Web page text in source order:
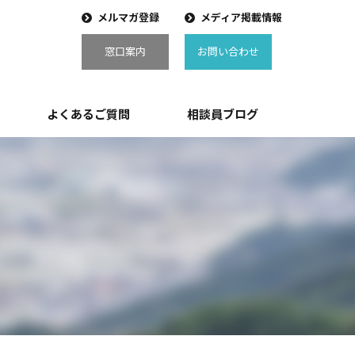
メルマガ登録
窓口案内
メディア掲載情報
お問い合わせ
よくあるご質問 相談員ブログ